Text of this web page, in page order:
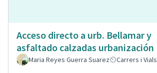
Acceso directo a urb. Bellamar y
asfaltado calzadas urbanización
Maria Reyes Guerra Suarez Carrers i Vials